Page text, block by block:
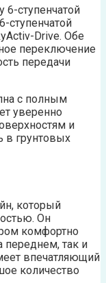
ступенчатой
ступенчатой
Drive. Обе
переключение
передачи
с полным
уверенно
и
в грунтовых
который
Он
комфортно
переднем, так и
впечатляющий
количество